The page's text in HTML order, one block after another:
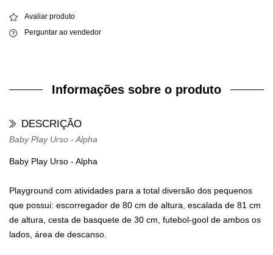
Avaliar produto
Perguntar ao vendedor
Informações sobre o produto
DESCRIÇÃO
Baby Play Urso - Alpha
Baby Play Urso - Alpha
Playground com atividades para a total diversão dos pequenos
que possui: escorregador de 80 cm de altura, escalada de 81 cm
de altura, cesta de basquete de 30 cm, futebol-gool de ambos os
lados, área de descanso.